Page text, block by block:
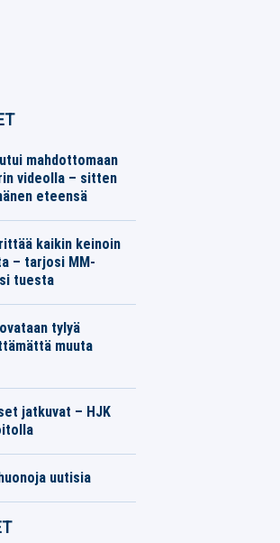
mahdottomaan
videolla – sitten
eteensä
kaikin keinoin
– tarjosi MM-
tuesta
tylyä
muuta
jatkuvat – HJK
uutisia